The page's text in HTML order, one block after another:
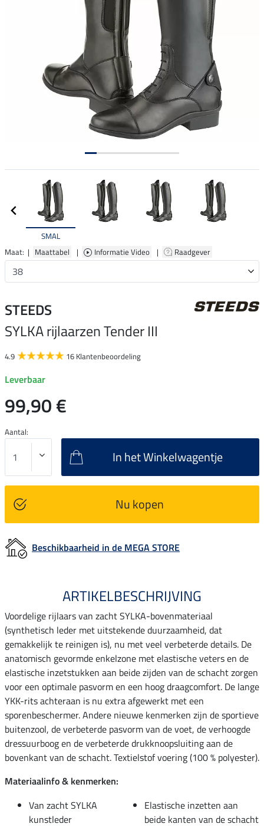
SMAL
Maat: | Maattabel | Informatie Video | Raadgever
STEEDS
SYLKA rijlaarzen Tender III
4.9 16 Klantenbeoordeling
Leverbaar
99,90 €
Aantal:
In het Winkelwagentje
Nu kopen
Beschikbaarheid in de MEGA STORE
ARTIKELBESCHRIJVING
Voordelige rijlaars van zacht SYLKA-bovenmateriaal
(synthetisch leder met uitstekende duurzaamheid, dat
gemakkelijk te reinigen is), nu met veel verbeterde details. De
anatomisch gevormde enkelzone met elastische veters en de
elastische inzetstukken aan beide zijden van de schacht zorgen
voor een optimale pasvorm en een hoog draagcomfort. De lange
YKK-rits achteraan is nu extra afgewerkt met een
sporenbeschermer. Andere nieuwe kenmerken zijn de sportieve
buitenzool, de verbeterde pasvorm van de voet, de verhoogde
dressuurboog en de verbeterde drukknoopsluiting aan de
bovenkant van de schacht. Textielstof voering (100 % polyester).
Materiaalinfo & kenmerken:
Van zacht SYLKA
kunstleder
Elastische inzetten aan
beide kanten van de schacht